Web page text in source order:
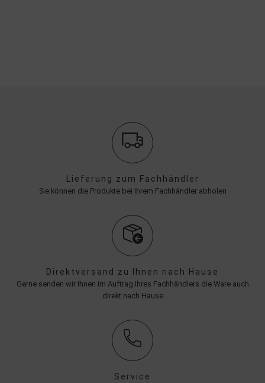
Lieferung zum Fachhändler
Sie können die Produkte bei Ihrem Fachhändler abholen
Direktversand zu Ihnen nach Hause
Gerne senden wir Ihnen im Auftrag Ihres Fachhändlers die Ware auch
direkt nach Hause
Service